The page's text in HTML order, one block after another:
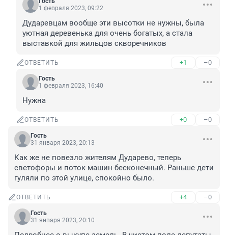
1 февраля 2023, 09:22
Дударевцам вообще эти высотки не нужны, была
уютная деревенька для очень богатых, а стала
выставкой для жильцов скворечников
ОТВЕТИТЬ +1 –0
Гость
1 февраля 2023, 16:40
Нужна
ОТВЕТИТЬ +0 –0
Гость
31 января 2023, 20:13
Как же не повезло жителям Дударево, теперь
светофоры и поток машин бесконечный. Раньше дети
гуляли по этой улице, спокойно было.
ОТВЕТИТЬ +4 –0
Гость
31 января 2023, 20:10